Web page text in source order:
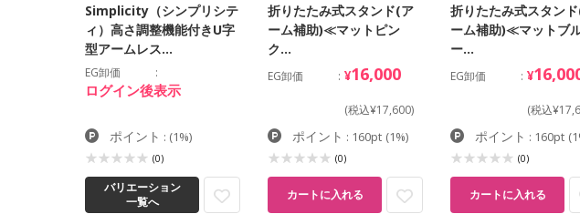
Simplicity（シンプリシテ
ィ）高さ調整機能付きU字
型アームレス…
EG卸価
ログイン後表示
ポイント : (1%)
(0)
バリエーション
一覧へ
折りたたみ式スタンド(ア
ーム補助)≪マットピン
ク…
EG卸価 ¥16,000
(税込¥17,600)
ポイント : 160pt (1%)
(0)
カートに入れる
折りたたみ式スタン
ーム補助)≪マットブ
ー…
EG卸価 ¥
(税込
ポイント : 160pt
(0)
カートに入れる